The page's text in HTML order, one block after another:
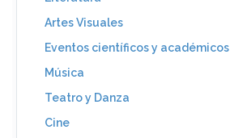
Artes Visuales
Eventos científicos y académicos
Música
Teatro y Danza
Cine